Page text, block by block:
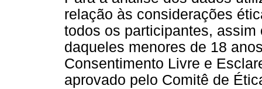
relação às considerações
todos os participantes,
daqueles menores de 18
Consentimento Livre e
aprovado pelo Comitê de